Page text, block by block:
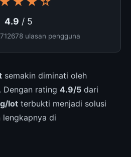
4.9 / 5
ulasan pengguna
semakin diminati oleh
Dengan rating 4.9/5 dari
Iot terbukti menjadi solusi
lengkapnya di